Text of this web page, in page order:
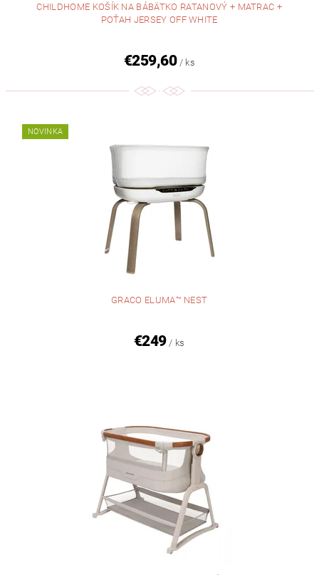
CHILDHOME KOŠÍK NA BÁBÄTKO RATANOVÝ + MATRAC +
POŤAH JERSEY OFF WHITE
€259,60 / ks
NOVINKA
GRACO ELUMA™ NEST
€249 / ks